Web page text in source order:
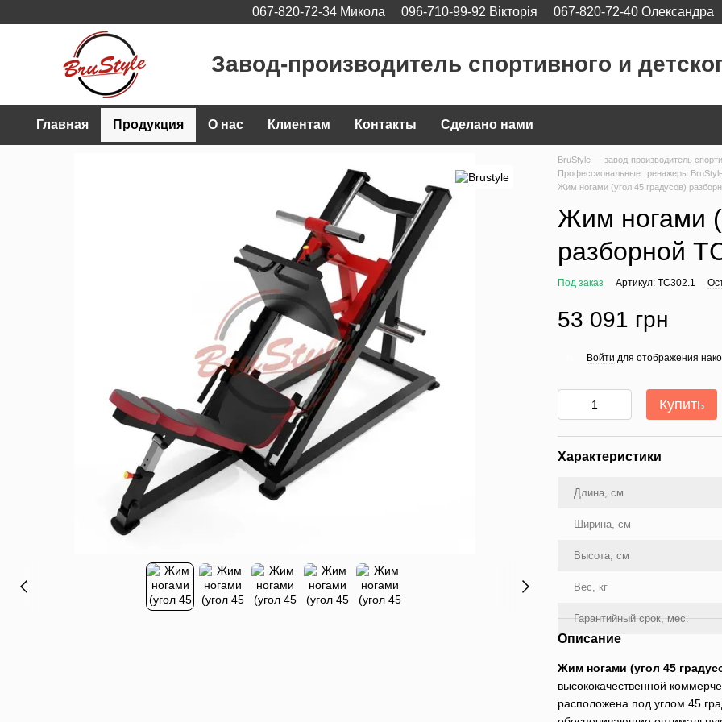
067-820-72-34 Микола 096-710-99-92 Вікторія 067-820-72-40 Олександра
Завод-производитель спортивного и
Главная Продукция О нас Клиентам Контакты Сделано нами
BruStyle — завод-производитель
Профессиональные тренажеры
Жим ногами (угол 45 градусов)
Жим ногами
разборной
Под заказ Артикул: TC302.1
53 091 грн
Войти для отображения
Купить
Характеристики
Длина, см
Ширина, см
Высота, см
Вес, кг
Гарантийный срок, мес.
Описание
Жим ногами (угол 45
высококачественной
расположена под углом 45